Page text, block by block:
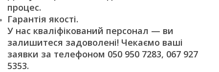
процес.
Гарантія якості.
У нас кваліфікований персонал — ви
залишитеся задоволені! Чекаємо ваші
заявки за телефоном 050 950 7283, 067 927
5353.